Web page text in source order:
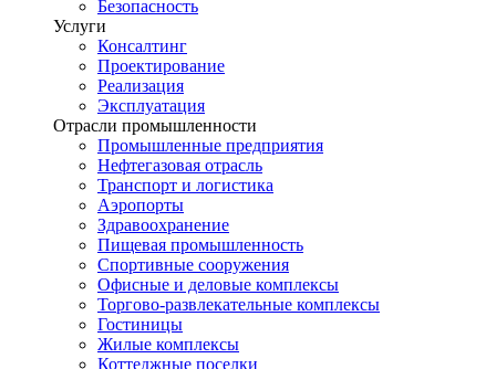
Безопасность
Услуги
Консалтинг
Проектирование
Реализация
Эксплуатация
Отрасли промышленности
Промышленные предприятия
Нефтегазовая отрасль
Транспорт и логистика
Аэропорты
Здравоохранение
Пищевая промышленность
Спортивные сооружения
Офисные и деловые комплексы
Торгово-развлекательные комплексы
Гостиницы
Жилые комплексы
Коттеджные поселки